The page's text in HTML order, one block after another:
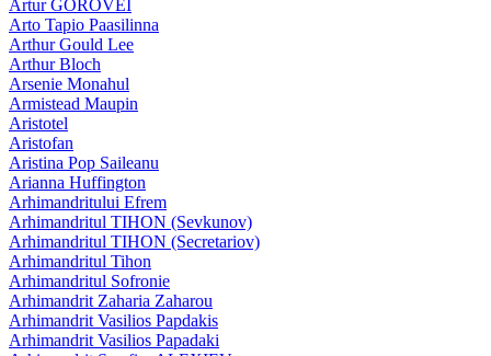
Artur GOROVEI
Arto Tapio Paasilinna
Arthur Gould Lee
Arthur Bloch
Arsenie Monahul
Armistead Maupin
Aristotel
Aristofan
Aristina Pop Saileanu
Arianna Huffington
Arhimandritului Efrem
Arhimandritul TIHON (Sevkunov)
Arhimandritul TIHON (Secretariov)
Arhimandritul Tihon
Arhimandritul Sofronie
Arhimandrit Zaharia Zaharou
Arhimandrit Vasilios Papdakis
Arhimandrit Vasilios Papadaki